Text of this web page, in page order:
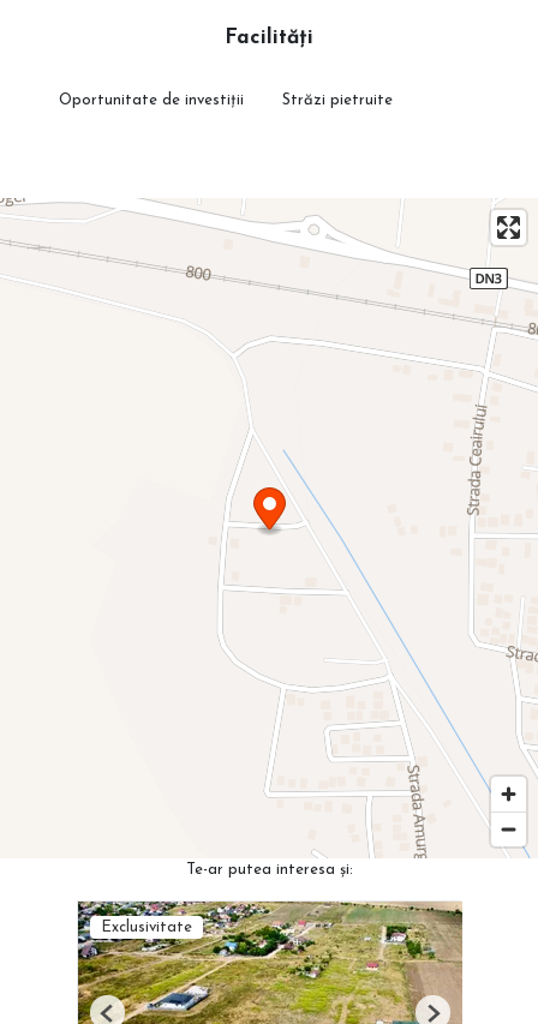
Facilități
Oportunitate de investiții Străzi pietruite
Te-ar putea interesa și:
Exclusivitate